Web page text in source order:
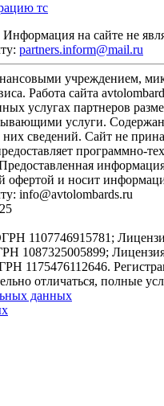
тс
на сайте не
partners.inform@mail.ru
учреждением,
Работа сайта
услугах партнеров
услуги.
них сведений. Сайт не
программно-
информация
офертой и носит
info@avtolombards.ru
Лицензия
1087325005899;
отличаться, полные
данных